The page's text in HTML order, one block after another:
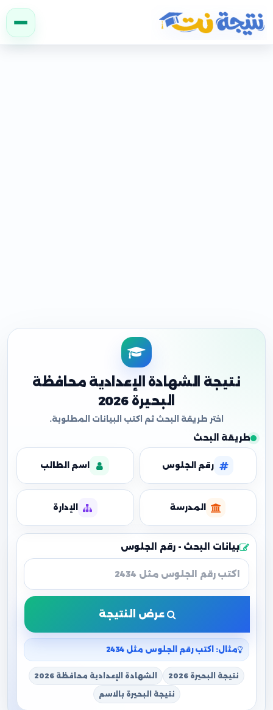
نتيجة نت
نتيجة الشهادة الإعدادية محافظة
البحيرة 2026
طريقة البحث
رقم الجلوس اسم الطالب
المدرسة الإدارة
بيانات البحث - رقم الجلوس
عرض النتيجة
مثال: اكتب رقم الجلوس مثل 2434
نتيجة البحيرة 2026 الشهادة الإعدادية محافظة 2026
نتيجة البحيرة بالاسم